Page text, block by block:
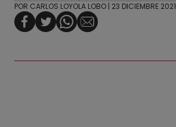
POR CARLOS LOYOLA LOBO | 23 DICIEMBRE 2021